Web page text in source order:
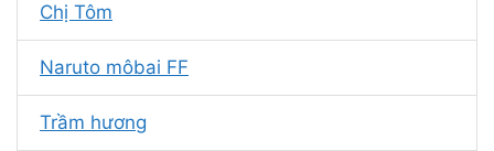
Chị Tôm
Naruto môbai FF
Trầm hương